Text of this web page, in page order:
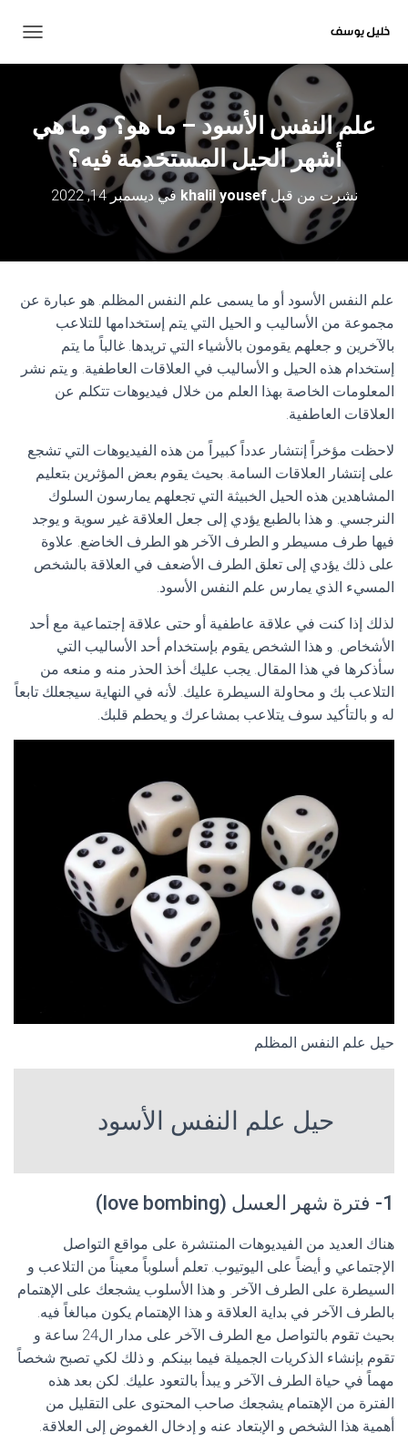
ب
اعلم النفس الأسود – ما هو؟ و ما هي
أشهر الحيل المستخدمة فيه؟
نشرت من قبلkhalil yousef في ديسمبر 14, 2022
علم النفس الأسود أو ما يسمى علم النفس المظلم. هو عبارة عن
مجموعة من الأساليب و الحيل التي يتم إستخدامها للتلاعب
بالآخرين و جعلهم يقومون بالأشياء التي تريدها. غالباً ما يتم
إستخدام هذه الحيل و الأساليب في العلاقات العاطفية. و يتم نشر
المعلومات الخاصة بهذا العلم من خلال فيديوهات تتكلم عن
العلاقات العاطفية.
لاحظت مؤخراً إنتشار عدداً كبيراً من هذه الفيديوهات التي تشجع
على إنتشار العلاقات السامة. بحيث يقوم بعض المؤثرين بتعليم
المشاهدين هذه الحيل الخبيثة التي تجعلهم يمارسون السلوك
النرجسي. و هذا بالطبع يؤدي إلى جعل العلاقة غير سوية و يوجد
فيها طرف مسيطر و الطرف الآخر هو الطرف الخاضع. علاوة
على ذلك يؤدي إلى تعلق الطرف الأضعف في العلاقة بالشخص
المسيء الذي يمارس علم النفس الأسود.
لذلك إذا كنت في علاقة عاطفية أو حتى علاقة إجتماعية مع أحد
الأشخاص. و هذا الشخص يقوم بإستخدام أحد الأساليب التي
سأذكرها في هذا المقال. يجب عليك أخذ الحذر منه و منعه من
التلاعب بك و محاولة السيطرة عليك. لأنه في النهاية سيجعلك تابعاً
له و بالتأكيد سوف يتلاعب بمشاعرك و يحطم قلبك.
حيل علم النفس المظلم
حيل علم النفس الأسود
1- فترة شهر العسل (love bombing)
هناك العديد من الفيديوهات المنتشرة على مواقع التواصل
الإجتماعي و أيضاً على اليوتيوب. تعلم أسلوباً معيناً من التلاعب و
السيطرة على الطرف الآخر. و هذا الأسلوب يشجعك على الإهتمام
بالطرف الآخر في بداية العلاقة و هذا الإهتمام يكون مبالغاً فيه.
بحيث تقوم بالتواصل مع الطرف الآخر على مدار ال24 ساعة و
تقوم بإنشاء الذكريات الجميلة فيما بينكم. و ذلك لكي تصبح شخصاً
مهماً في حياة الطرف الآخر و يبدأ بالتعود عليك. لكن بعد هذه
الفترة من الإهتمام يشجعك صاحب المحتوى على التقليل من
أهمية هذا الشخص و الإبتعاد عنه و إدخال الغموض إلى العلاقة.